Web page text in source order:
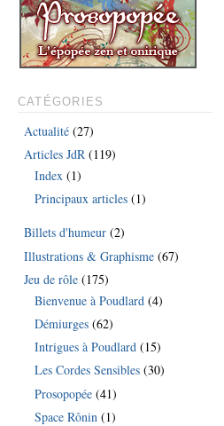
CATÉGORIES
Actualité (27)
Articles JdR (119)
Index (1)
Principaux articles (1)
Billets d'humeur (2)
Illustrations & Graphisme (67)
Jeu de rôle (175)
Bienvenue à Poudlard (4)
Démiurges (62)
Intrigues à Poudlard (15)
Les Cordes Sensibles (30)
Prosopopée (41)
Space Rônin (1)